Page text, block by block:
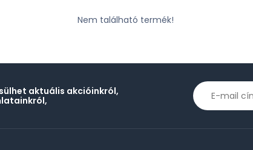
Nem található termék!
aktuális akcióinkról,